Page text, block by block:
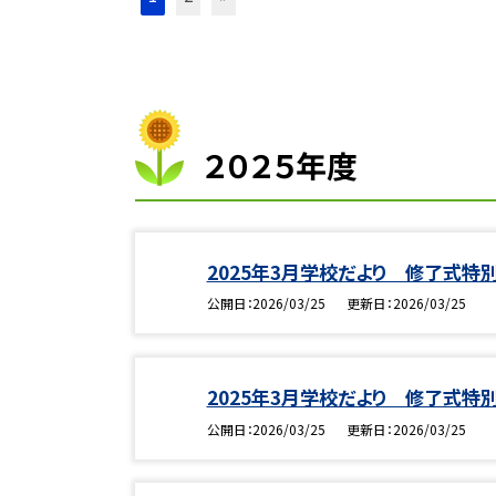
２０２５年度
2025年3月学校だより 修了式特別
公開日 2026/03/25 更新日 2026/03/25
2025年3月学校だより 修了式特
公開日 2026/03/25 更新日 2026/03/25